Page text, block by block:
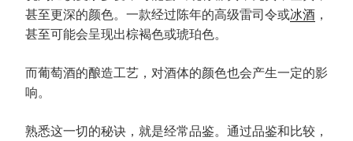
甚至更深的颜色。一款经过陈年的高级雷司令或冰酒 ，
甚至可能会呈现出棕褐色或琥珀色。
而葡萄酒的酿造工艺，对酒体的颜色也会产生一定的影
响。
熟悉这一切的秘诀，就是经常品鉴。通过品鉴和比较，